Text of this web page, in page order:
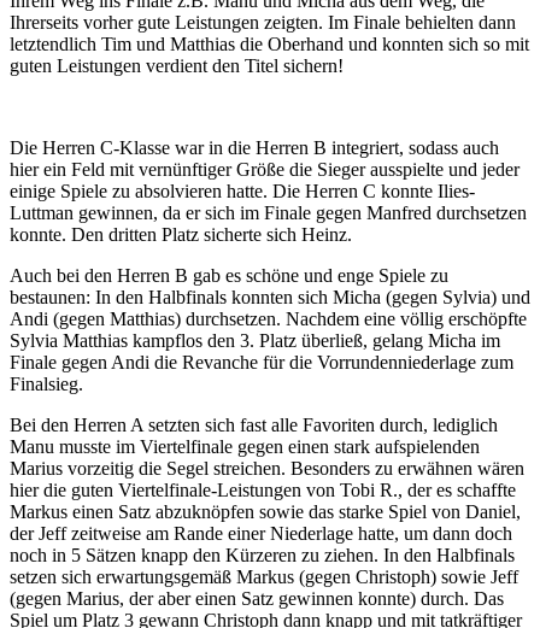
Ihrerseits vorher gute Leistungen zeigten. Im Finale behielten dann
letztendlich Tim und Matthias die Oberhand und konnten sich so mit
guten Leistungen verdient den Titel sichern!
Die Herren C-Klasse war in die Herren B integriert, sodass auch
hier ein Feld mit vernünftiger Größe die Sieger ausspielte und jeder
einige Spiele zu absolvieren hatte. Die Herren C konnte Ilies-
Luttman gewinnen, da er sich im Finale gegen Manfred durchsetzen
konnte. Den dritten Platz sicherte sich Heinz.
Auch bei den Herren B gab es schöne und enge Spiele zu
bestaunen: In den Halbfinals konnten sich Micha (gegen Sylvia) und
Andi (gegen Matthias) durchsetzen. Nachdem eine völlig erschöpfte
Sylvia Matthias kampflos den 3. Platz überließ, gelang Micha im
Finale gegen Andi die Revanche für die Vorrundenniederlage zum
Finalsieg.
Bei den Herren A setzten sich fast alle Favoriten durch, lediglich
Manu musste im Viertelfinale gegen einen stark aufspielenden
Marius vorzeitig die Segel streichen. Besonders zu erwähnen wären
hier die guten Viertelfinale-Leistungen von Tobi R., der es schaffte
Markus einen Satz abzuknöpfen sowie das starke Spiel von Daniel,
der Jeff zeitweise am Rande einer Niederlage hatte, um dann doch
noch in 5 Sätzen knapp den Kürzeren zu ziehen. In den Halbfinals
setzen sich erwartungsgemäß Markus (gegen Christoph) sowie Jeff
(gegen Marius, der aber einen Satz gewinnen konnte) durch. Das
Spiel um Platz 3 gewann Christoph dann knapp und mit tatkräftiger